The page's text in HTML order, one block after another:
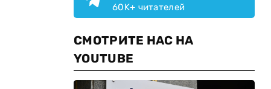
60K+ читателей
СМОТРИТЕ НАС НА
YOUTUBE